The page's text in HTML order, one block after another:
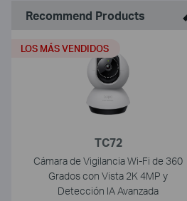
Recommend Products
TC72
Cámara de Vigilancia Wi-Fi de 360
Grados con Vista 2K 4MP y
Detección IA Avanzada
LOS MÁS VENDIDOS